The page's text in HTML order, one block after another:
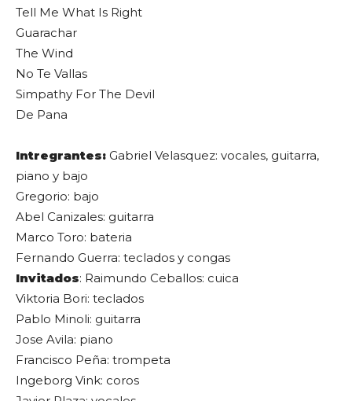
Tell Me What Is Right
Guarachar
The Wind
No Te Vallas
Simpathy For The Devil
De Pana
Intregrantes: Gabriel Velasquez: vocales, guitarra,
piano y bajo
Gregorio: bajo
Abel Canizales: guitarra
Marco Toro: bateria
Fernando Guerra: teclados y congas
Invitados: Raimundo Ceballos: cuica
Viktoria Bori: teclados
Pablo Minoli: guitarra
Jose Avila: piano
Francisco Peña: trompeta
Ingeborg Vink: coros